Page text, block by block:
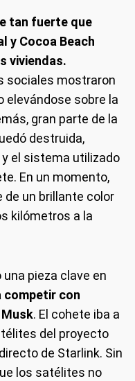
tan fuerte que
y Cocoa Beach
viviendas.
sociales mostraron
elevándose sobre la
gran parte de la
destruida,
el sistema utilizado
En un momento,
de un brillante color
kilómetros a la
pieza clave en
competir con
Musk. El cohete iba a
del proyecto
de Starlink. Sin
los satélites no